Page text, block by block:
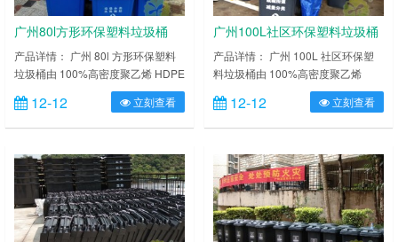
摆……
广州80l方形环保塑料垃圾桶
产品详情： 广州 80l 方形环保塑料
垃圾桶由 100%高密度聚乙烯 HDPE
或聚丙烯 PP 聚丙烯两种新全新塑胶
成分组成，耐弱酸碱腐蚀，桶体与桶
盖分别使用一次注塑制造而成。防漏
别加固加厚处理，边缘特别加厚，可
经受各种外力，能在-30℃~65℃区
间温度内正常使用。提供各种颜色
（蓝、红、黄、绿）的塑料垃圾桶供
您选择组合摆放……
12-12 立刻查看
广州100L社区环保塑料垃圾桶
产品详情： 广州 100L 社区环保塑
料垃圾桶由 100%高密度聚乙烯
HDPE 或聚丙烯 PP 聚丙烯两种新全
新塑胶成分组成，耐弱酸碱腐蚀，桶
体与桶盖分别使用一次注塑制造而
及底部特别加固加厚处理，边缘特别
加厚，可经受各种外力，能
在-30℃~65℃区间温度内正常使
用。提供各种颜色（蓝、红、黄、
绿）的塑料垃圾桶供您选择组……
12-12 立刻查看